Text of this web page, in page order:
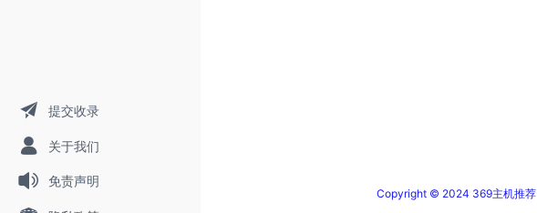
提交收录
关于我们
免责声明
Copyright © 2024 369主机推荐